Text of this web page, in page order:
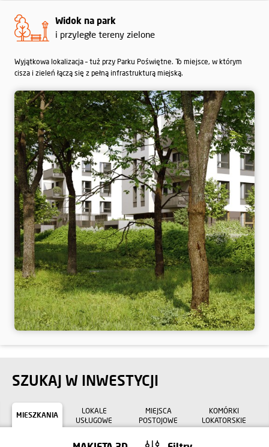
Widok na park
i przyległe tereny zielone
Wyjątkowa lokalizacja – tuż przy Parku Poświętne. To miejsce, w którym
cisza i zieleń łączą się z pełną infrastrukturą miejską.
SZUKAJ W INWESTYCJI
MIESZKANIA
LOKALE
USŁUGOWE
MIEJSCA
POSTOJOWE
KOMÓRKI
LOKATORSKIE